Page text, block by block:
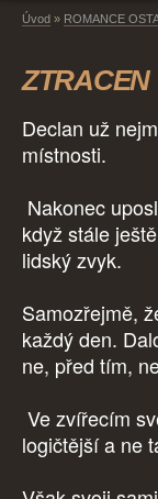
Úvod » ROMANCE
ZTRACEN
Declan už
místnosti.
Nakonec
když stále
lidský zvyk.
Samozřejmě,
každý den.
ne, před tím,
Ve zvířecím
logičtější a ne